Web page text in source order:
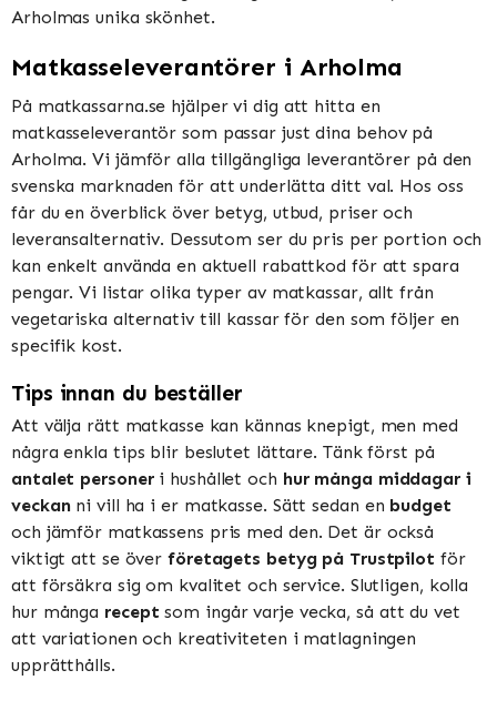
Arholmas unika skönhet.
Matkasseleverantörer i Arholma
På matkassarna.se hjälper vi dig att hitta en
matkasseleverantör som passar just dina behov på
Arholma. Vi jämför alla tillgängliga leverantörer på den
svenska marknaden för att underlätta ditt val. Hos oss
får du en överblick över betyg, utbud, priser och
leveransalternativ. Dessutom ser du pris per portion och
kan enkelt använda en aktuell rabattkod för att spara
pengar. Vi listar olika typer av matkassar, allt från
vegetariska alternativ till kassar för den som följer en
specifik kost.
Tips innan du beställer
Att välja rätt matkasse kan kännas knepigt, men med
några enkla tips blir beslutet lättare. Tänk först på
antalet personeri hushållet och hur många middagar i
veckanni vill ha i er matkasse. Sätt sedan en budget
och jämför matkassens pris med den. Det är också
viktigt att se över företagets betyg på Trustpilot för
att försäkra sig om kvalitet och service. Slutligen, kolla
hur många recept som ingår varje vecka, så att du vet
att variationen och kreativiteten i matlagningen
upprätthålls.